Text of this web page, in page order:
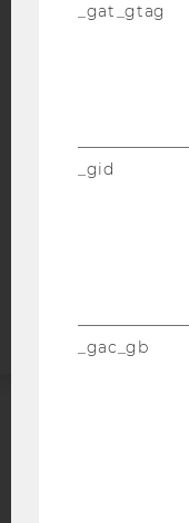
_gat_gtag
_gid
_gac_gb